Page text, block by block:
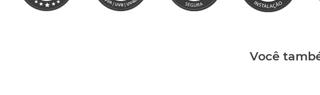
Você